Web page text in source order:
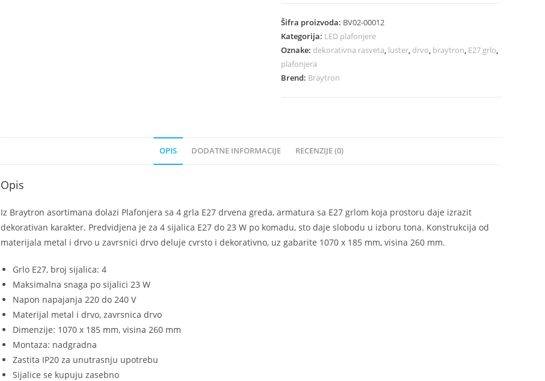
Šifra proizvoda: BV02-00012
Kategorija: LED plafonjere
Oznake: dekorativna rasveta, luster, drvo, braytron, E27 grlo,
plafonjera
Brend: Braytron
OPIS DODATNE INFORMACIJE RECENZIJE (0)
Opis
Iz Braytron asortimana dolazi Plafonjera sa 4 grla E27 drvena greda, armatura sa E27 grlom koja prostoru daje izrazit
dekorativan karakter. Predvidjena je za 4 sijalica E27 do 23 W po komadu, sto daje slobodu u izboru tona. Konstrukcija od
materijala metal i drvo u zavrsnici drvo deluje cvrsto i dekorativno, uz gabarite 1070 x 185 mm, visina 260 mm.
Grlo E27, broj sijalica: 4
Maksimalna snaga po sijalici 23 W
Napon napajanja 220 do 240 V
Materijal metal i drvo, zavrsnica drvo
Dimenzije: 1070 x 185 mm, visina 260 mm
Montaza: nadgradna
Zastita IP20 za unutrasnju upotrebu
Sijalice se kupuju zasebno